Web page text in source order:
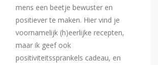
mens een beetje bewuster en
positiever te maken. Hier vind je
voornamelijk (h)eerlijke recepten,
maar ik geef ook
positiviteitssprankels cadeau, en